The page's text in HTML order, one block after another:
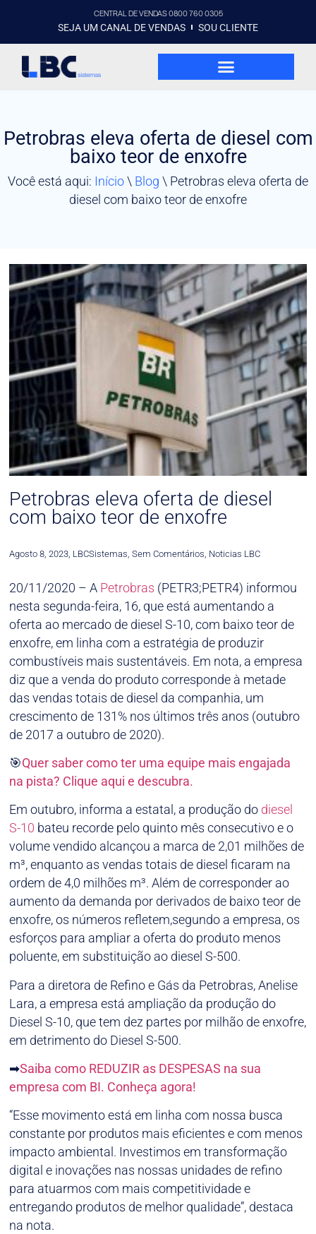
CENTRAL DE VENDAS 0800 760 0305
SEJA UM CANAL DE VENDAS SOU CLIENTE
Petrobras eleva oferta de diesel com
baixo teor de enxofre
Você está aqui: Início\ Blog \ Petrobras eleva oferta de
diesel com baixo teor de enxofre
Petrobras eleva oferta de diesel
com baixo teor de enxofre
Agosto 8, 2023, LBCSistemas, Sem Comentários, Noticias LBC
20/11/2020 – A Petrobras (PETR3;PETR4) informou
nesta segunda-feira, 16, que está aumentando a
oferta ao mercado de diesel S-10, com baixo teor de
enxofre, em linha com a estratégia de produzir
combustíveis mais sustentáveis. Em nota, a empresa
diz que a venda do produto corresponde à metade
das vendas totais de diesel da companhia, um
crescimento de 131% nos últimos três anos (outubro
de 2017 a outubro de 2020).
🎯Quer saber como ter uma equipe mais engajada
na pista? Clique aqui e descubra.
Em outubro, informa a estatal, a produção do diesel
S-10 bateu recorde pelo quinto mês consecutivo e o
volume vendido alcançou a marca de 2,01 milhões de
m³, enquanto as vendas totais de diesel ficaram na
ordem de 4,0 milhões m³. Além de corresponder ao
aumento da demanda por derivados de baixo teor de
enxofre, os números refletem,segundo a empresa, os
esforços para ampliar a oferta do produto menos
poluente, em substituição ao diesel S-500.
Para a diretora de Refino e Gás da Petrobras, Anelise
Lara, a empresa está ampliação da produção do
Diesel S-10, que tem dez partes por milhão de enxofre,
em detrimento do Diesel S-500.
➡Saiba como REDUZIR as DESPESAS na sua
empresa com BI. Conheça agora!
“Esse movimento está em linha com nossa busca
constante por produtos mais eficientes e com menos
impacto ambiental. Investimos em transformação
digital e inovações nas nossas unidades de refino
para atuarmos com mais competitividade e
entregando produtos de melhor qualidade”, destaca
na nota.